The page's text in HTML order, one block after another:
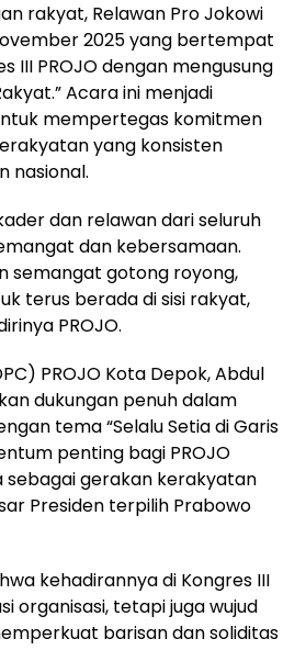
rakyat, Relawan Pro Jokowi
2025 yang bertempat
III PROJO dengan mengusung
Acara ini menjadi
mempertegas komitmen
yang konsisten
nasional.
dan relawan dari seluruh
dan kebersamaan.
semangat gotong royong,
terus berada di sisi rakyat,
PROJO.
PROJO Kota Depok, Abdul
dukungan penuh dalam
tema “Selalu Setia di Garis
penting bagi PROJO
gerakan kerakyatan
Presiden terpilih Prabowo
kehadirannya di Kongres III
organisasi, tetapi juga wujud
barisan dan soliditas